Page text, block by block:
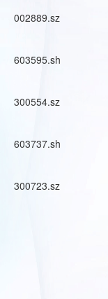
002889.sz
603595.sh
300554.sz
603737.sh
300723.sz